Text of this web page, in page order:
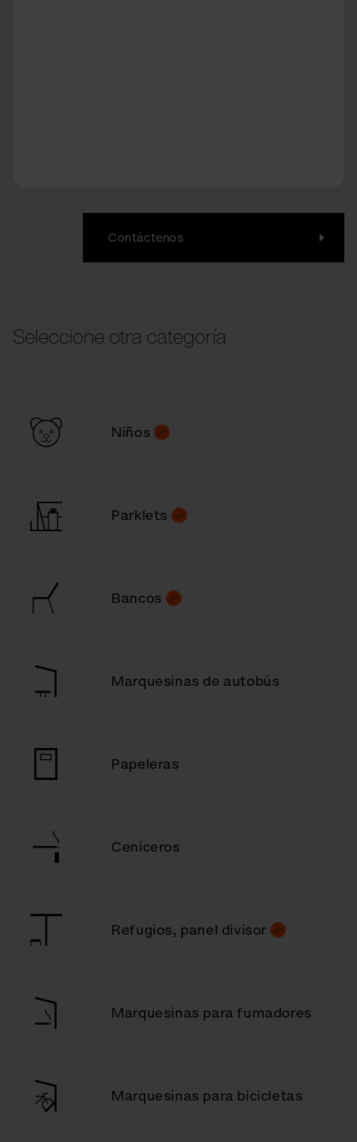
Contáctenos
Seleccione otra categoría
Niños
Parklets
Bancos
Marquesinas de autobús
Papeleras
Ceniceros
Refugios, panel divisor
Marquesinas para fumadores
Marquesinas para bicicletas